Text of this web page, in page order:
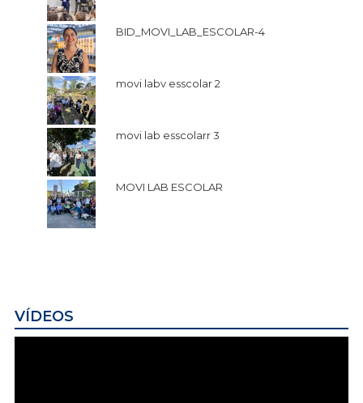
BID_MOVI_LAB_ESCOLAR-4
movi labv esscolar 2
movi lab esscolarr 3
MOVI LAB ESCOLAR
VÍDEOS